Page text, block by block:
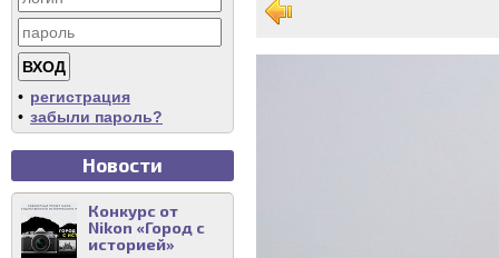
• регистрация
• забыли пароль?
Новости
Конкурс от
Nikon «Город с
историей»